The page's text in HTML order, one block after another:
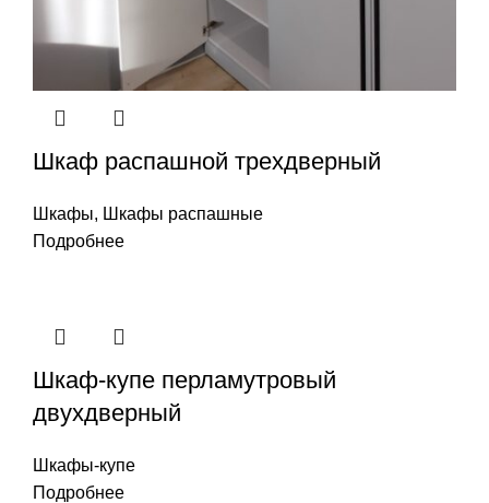
Шкаф распашной трехдверный
Шкафы, Шкафы распашные
Подробнее
Шкаф-купе перламутровый
двухдверный
Шкафы-купе
Подробнее